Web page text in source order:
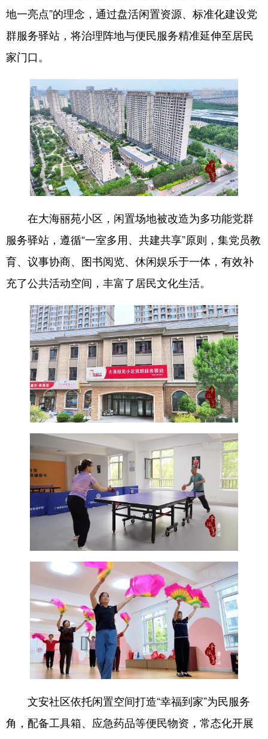
亚太网 上市公司 投教基地
地方频道
首页 山东新闻 图片 专题·访谈
政事 文旅 社会民生 山东产经
文娱 融媒秀 地市 科教
健康 微视齐鲁
多语种频道
English Español Français عربى
Deutsch Português
地一亮点”的理念，通过盘活闲置资源、标准化建设党
群服务驿站，将治理阵地与便民服务精准延伸至居民
家门口。
在大海丽苑小区，闲置场地被改造为多功能党群
服务驿站，遵循“一室多用、共建共享”原则，集党员教
育、议事协商、图书阅览、休闲娱乐于一体，有效补
充了公共活动空间，丰富了居民文化生活。
文安社区依托闲置空间打造“幸福到家”为民服务
角，配备工具箱、应急药品等便民物资，常态化开展